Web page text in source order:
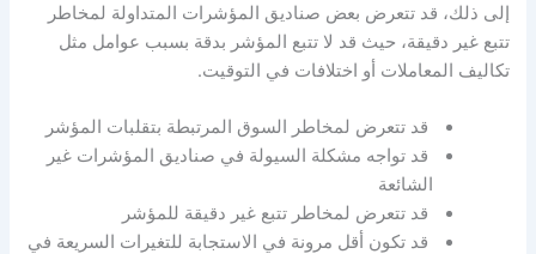
إلى ذلك، قد تتعرض بعض صناديق المؤشرات المتداولة لمخاطر
تتبع غير دقيقة، حيث قد لا تتبع المؤشر بدقة بسبب عوامل مثل
تكاليف المعاملات أو اختلافات في التوقيت.
قد تتعرض لمخاطر السوق المرتبطة بتقلبات المؤشر
قد تواجه مشكلة السيولة في صناديق المؤشرات غير
الشائعة
قد تتعرض لمخاطر تتبع غير دقيقة للمؤشر
قد تكون أقل مرونة في الاستجابة للتغيرات السريعة في